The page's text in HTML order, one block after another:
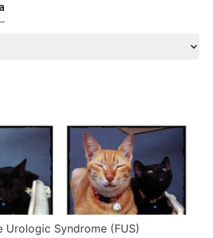
Urologic Syndrome (FUS)